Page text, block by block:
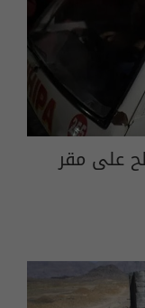
على مقر